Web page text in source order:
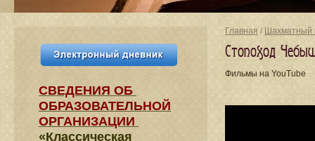
Главная / Шахматный
Стопоход
Фильмы на YouTube
СВЕДЕНИЯ​ ОБ
ОБРАЗОВАТЕЛЬНОЙ
ОРГАНИЗАЦИИ
«Классическая